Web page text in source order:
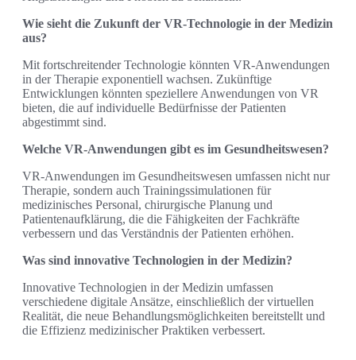
Wie sieht die Zukunft der VR-Technologie in der Medizin
aus?
Mit fortschreitender Technologie könnten VR-Anwendungen
in der Therapie exponentiell wachsen. Zukünftige
Entwicklungen könnten speziellere Anwendungen von VR
bieten, die auf individuelle Bedürfnisse der Patienten
abgestimmt sind.
Welche VR-Anwendungen gibt es im Gesundheitswesen?
VR-Anwendungen im Gesundheitswesen umfassen nicht nur
Therapie, sondern auch Trainingssimulationen für
medizinisches Personal, chirurgische Planung und
Patientenaufklärung, die die Fähigkeiten der Fachkräfte
verbessern und das Verständnis der Patienten erhöhen.
Was sind innovative Technologien in der Medizin?
Innovative Technologien in der Medizin umfassen
verschiedene digitale Ansätze, einschließlich der virtuellen
Realität, die neue Behandlungsmöglichkeiten bereitstellt und
die Effizienz medizinischer Praktiken verbessert.